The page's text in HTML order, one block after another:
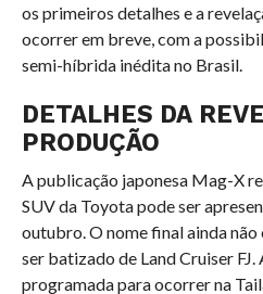
os primeiros detalhes e a
ocorrer em breve, com a
semi-híbrida inédita no Brasil.
DETALHES DA
PRODUÇÃO
A publicação japonesa Mag-X
SUV da Toyota pode ser
outubro. O nome final ainda
ser batizado de Land Cruiser
programada para ocorrer na